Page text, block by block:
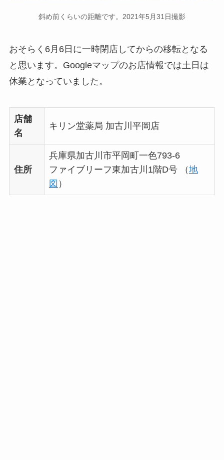
斜め前くらいの距離です。2021年5月31日撮影
おそらく6月6日に一時閉店してからの移転となる
と思います。Googleマップのお店情報では土日は
休業となっていました。
店舗
名
キリン堂薬局 加古川平岡店
住所
兵庫県加古川市平岡町一色793-6
ファイブリーフ東加古川1階D号 （地
図 ）